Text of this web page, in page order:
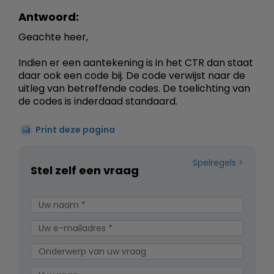
Antwoord:
Geachte heer,
Indien er een aantekening is in het CTR dan staat
daar ook een code bij. De code verwijst naar de
uitleg van betreffende codes. De toelichting van
de codes is inderdaad standaard.
Print deze pagina
Spelregels
Stel zelf een vraag